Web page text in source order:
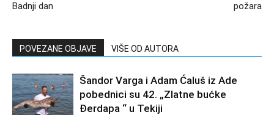
Badnji dan
požara
POVEZANE OBJAVE VIŠE OD AUTORA
Šandor Varga i Adam Ćaluš iz Ade
pobednici su 42. „Zlatne bućke
Đerdapa “ u Tekiji